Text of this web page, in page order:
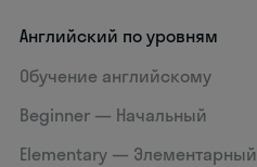
Английский по уровням
Обучение английскому
Beginner — Начальный
Elementary — Элементарный